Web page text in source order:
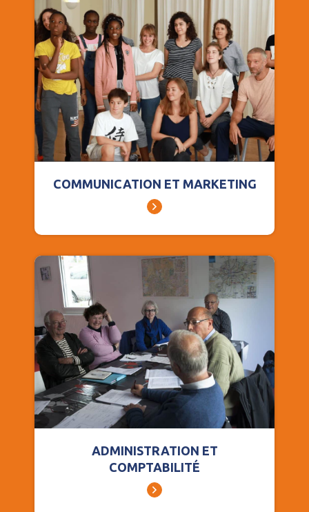
COMMUNICATION ET MARKETING
ADMINISTRATION ET
COMPTABILITÉ